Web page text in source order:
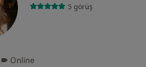
5 görüş
Online